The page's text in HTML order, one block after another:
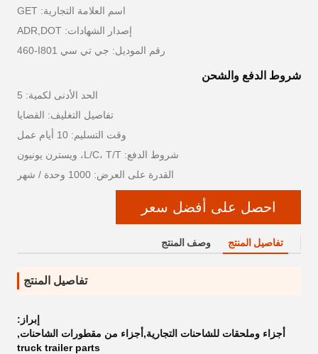
اسم العلامة التجارية: GET
إصدار الشهادات: ADR,DOT
رقم الموديل: جي تي سي 801ا-460
شروط الدفع والشحن
الحد الأدنى لكمية: 5
تفاصيل التغليف: القضايا
وقت التسليم: 10 أيام عمل
شروط الدفع: L/C، T/T، ويسترن يونيون
القدرة على العرض: 1000 وحدة / شهر
احصل على أفضل سعر
تفاصيل المنتج وصف المنتج
تفاصيل المنتج
إبراز:
أجزاء وملحقات للشاحنات التجارية,أجزاء من مقطورات الشاحنات,
truck trailer parts